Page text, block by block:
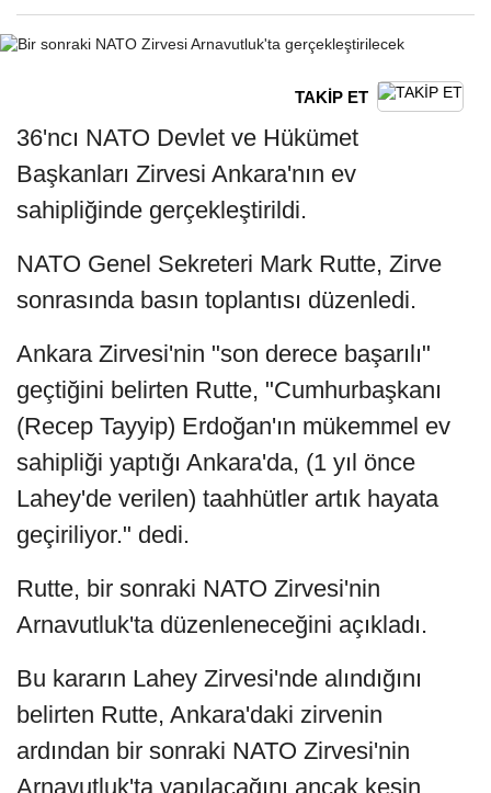
TAKİP ET
36'ncı NATO Devlet ve Hükümet
Başkanları Zirvesi Ankara'nın ev
sahipliğinde gerçekleştirildi.
NATO Genel Sekreteri Mark Rutte, Zirve
sonrasında basın toplantısı düzenledi.
Ankara Zirvesi'nin "son derece başarılı"
geçtiğini belirten Rutte, "Cumhurbaşkanı
(Recep Tayyip) Erdoğan'ın mükemmel ev
sahipliği yaptığı Ankara'da, (1 yıl önce
Lahey'de verilen) taahhütler artık hayata
geçiriliyor." dedi.
Rutte, bir sonraki NATO Zirvesi'nin
Arnavutluk'ta düzenleneceğini açıkladı.
Bu kararın Lahey Zirvesi'nde alındığını
belirten Rutte, Ankara'daki zirvenin
ardından bir sonraki NATO Zirvesi'nin
Arnavutluk'ta yapılacağını ancak kesin